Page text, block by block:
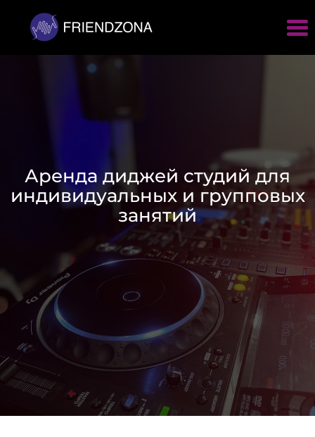
Аренда диджей студий для
индивидуальных и групповых
занятий